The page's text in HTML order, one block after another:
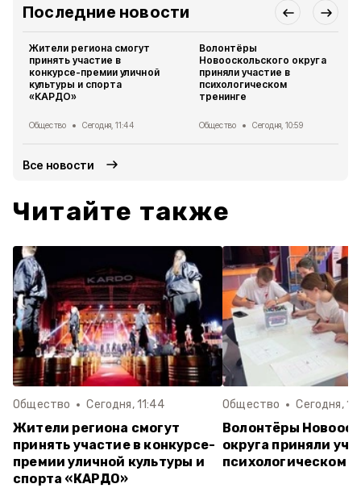
Последние новости
Жители региона смогут
принять участие в
конкурсе-премии уличной
культуры и спорта
«КАРДО»
Общество Сегодня, 11:44
Волонтёры
Новооскольского округа
приняли участие в
психологическом
тренинге
Общество Сегодня, 10:59
Все новости
Читайте также
Общество Сегодня, 11:44
Жители региона смогут
принять участие в конкурсе-
премии уличной культуры и
спорта «КАРДО»
Общество Сегодня,
Волонтёры
округа приняли
психологическом